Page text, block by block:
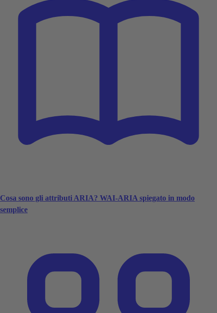
Cosa sono gli attributi ARIA? WAI-ARIA spiegato in modo
semplice